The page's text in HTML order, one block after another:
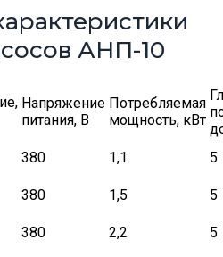
АНП-10
Напряжение
питания, В
Потребляемая
мощность, кВт
380 1,1
5
380 1,5
5
380 2,2
5